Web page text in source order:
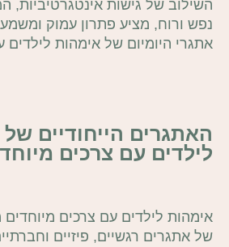
השילוב של גישות אינטגרטיביות,
נפש ורוח, מציע פתרון עמוק
אתגרי היומיום של אימהות לילדים
האתגרים הייחודיים
לילדים עם צרכים
אימהות לילדים עם צרכים
של אתגרים רגשיים, פיזיים